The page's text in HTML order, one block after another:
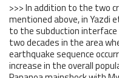
>>> In addition to the two
mentioned above, in Yazdi
to the subduction
two decades in the area
earthquake sequence
increase in the overall